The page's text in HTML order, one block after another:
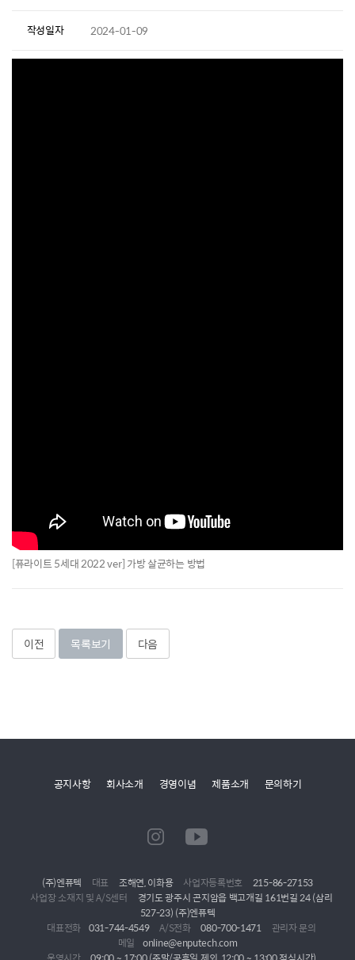
작성일자 2024-01-09
[퓨라이트 5세대 2022 ver] 가방 살균하는 방법
이전 목록보기 다음
공지사항 회사소개 경영이념 제품소개 문의하기
(주)엔퓨텍 대표 조해연, 이화용 사업자등록번호
215-86-27153
사업장 소재지 및 A/S센터
경기도 광주시 곤지암읍 백고개길 161번길 24 (삼리
527-23) (주)엔퓨텍
대표전화 031-744-4549 A/S전화 080-700-1471
관리자 문의
메일
online@enputech.com